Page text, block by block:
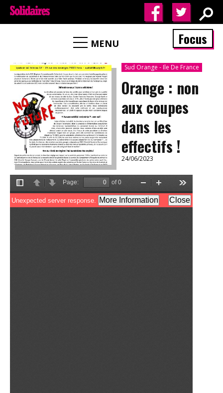
MENU Focus
Sud Orange - Ile De France
Orange : non
aux coupes
dans les
effectifs !
24/06/2023